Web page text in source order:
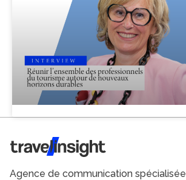
Travel Insight
Agence de communication spécialisée